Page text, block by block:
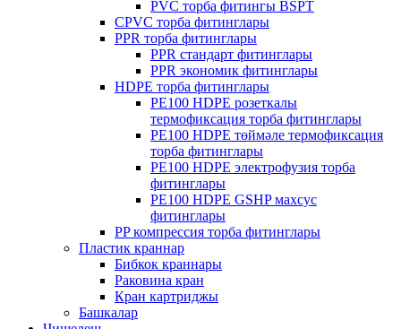
PVC торба фитингы BSPT
CPVC торба фитинглары
PPR торба фитинглары
PPR стандарт фитинглары
PPR экономик фитинглары
HDPE торба фитинглары
PE100 HDPE розеткалы
термофиксация торба фитинглары
PE100 HDPE төймәле термофиксация
торба фитинглары
PE100 HDPE электрофузия торба
фитинглары
PE100 HDPE GSHP махсус
фитинглары
PP компрессия торба фитинглары
Пластик краннар
Бибкок краннары
Раковина кран
Кран картриджы
Башкалар